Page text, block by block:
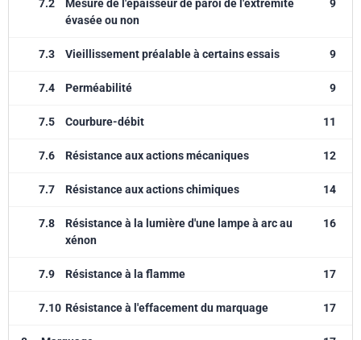
7.2
Mesure de l'épaisseur de paroi de l'extrémité
évasée ou non
9
7.3 Vieillissement préalable à certains essais 9
7.4 Perméabilité 9
7.5 Courbure-débit 11
7.6 Résistance aux actions mécaniques 12
7.7 Résistance aux actions chimiques 14
7.8
Résistance à la lumière d'une lampe à arc au
xénon
16
7.9 Résistance à la flamme 17
7.10 Résistance à l'effacement du marquage 17